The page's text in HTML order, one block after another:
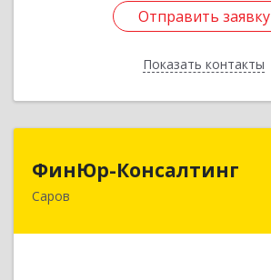
Отправить заявку
Показать контакты
Отправить заявку
Назад
ФинЮр-Консалтинг
Саров